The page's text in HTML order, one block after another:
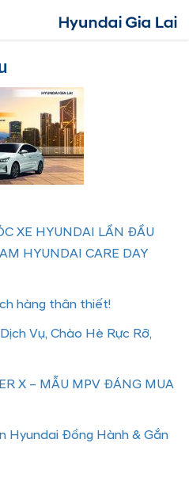
XE HYUNDAI LẦN ĐẦU
HYUNDAI CARE DAY
hàng thân thiết!
Vụ, Chào Hè Rực Rỡ,
X – MẪU MPV ĐÁNG MUA
Hyundai Đồng Hành & Gắn